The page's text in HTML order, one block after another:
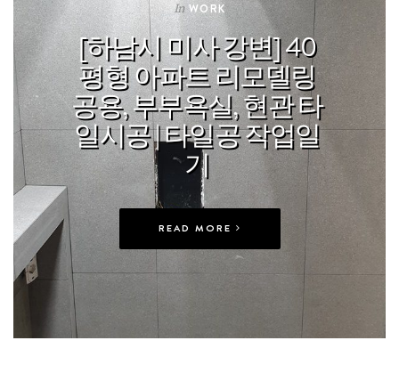
In WORK
[하남시 미사 강변] 40
평형 아파트 리모델링
공용, 부부욕실, 현관 타
일시공 | 타일공 작업일
기
READ MORE